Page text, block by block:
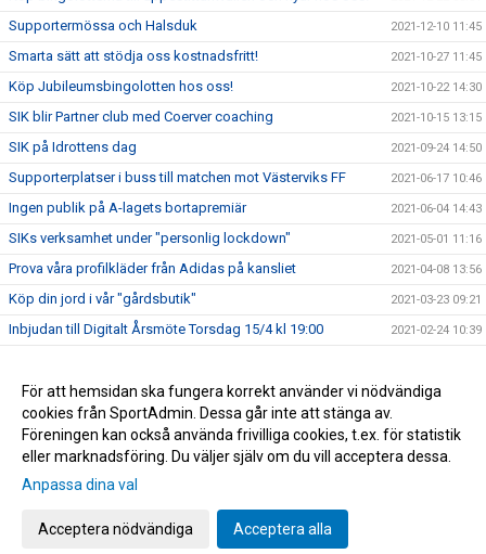
Supportermössa och Halsduk 2021-12-10 11:45
Smarta sätt att stödja oss kostnadsfritt! 2021-10-27 11:45
Köp Jubileumsbingolotten hos oss! 2021-10-22 14:30
SIK blir Partner club med Coerver coaching 2021-10-15 13:15
SIK på Idrottens dag 2021-09-24 14:50
Supporterplatser i buss till matchen mot Västerviks FF 2021-06-17 10:46
Ingen publik på A-lagets bortapremiär 2021-06-04 14:43
SIKs verksamhet under "personlig lockdown" 2021-05-01 11:16
Prova våra profilkläder från Adidas på kansliet 2021-04-08 13:56
Köp din jord i vår "gårdsbutik" 2021-03-23 09:21
Inbjudan till Digitalt Årsmöte Torsdag 15/4 kl 19:00 2021-02-24 10:39
Ny Inmarschlåt: Glömmer aldrig denna stad! 2021-01-29 10:34
Välkommen till vår nya hemsida! 2020-11-18 11:55
Gå till Webbversion
För att hemsidan ska fungera korrekt använder vi nödvändiga
cookies från SportAdmin. Dessa går inte att stänga av.
Föreningen kan också använda frivilliga cookies, t.ex. för statistik
eller marknadsföring. Du väljer själv om du vill acceptera dessa.
Anpassa dina val
Acceptera nödvändiga Acceptera alla